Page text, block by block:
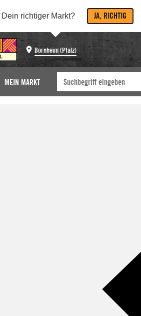
Dein richtiger Markt? JA, RICHTIG
Bornheim (Pfalz)
MEIN MARKT